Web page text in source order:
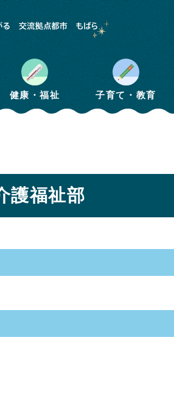
健康・福祉 子育て・教育
護福祉部